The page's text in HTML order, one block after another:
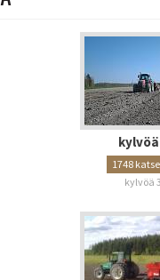
kylvöä
1748
kylvöä 3